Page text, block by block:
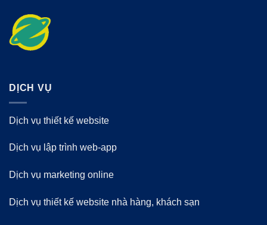
DỊCH VỤ
Dịch vụ thiết kế website
Dịch vụ lập trình web-app
Dịch vụ marketing online
Dịch vụ thiết kế website nhà hàng, khách sạn